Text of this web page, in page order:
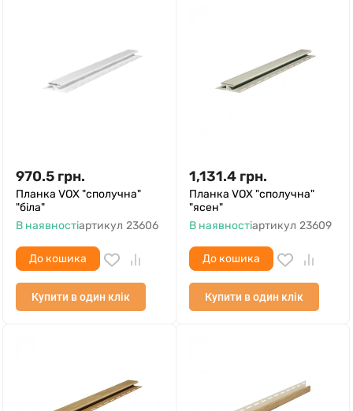
970.5 грн.
Планка VOX "сполучна"
"біла"
В наявностіартикул 23606
До кошика
Купити в один клік
1,131.4 грн.
Планка VOX "сполучна"
"ясен"
В наявностіартикул 23609
До кошика
Купити в один клік